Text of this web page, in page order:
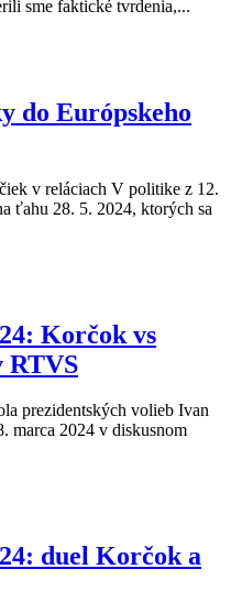
sme faktické tvrdenia,...
do Európskeho
v reláciach V politike z 12.
ťahu 28. 5. 2024, ktorých sa
Korčok vs
RTVS
prezidentských volieb Ivan
marca 2024 v diskusnom
duel Korčok a